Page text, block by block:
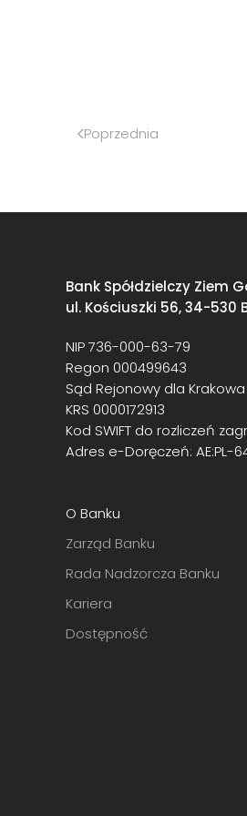
Poprzednia
Bank Spółdzielczy Ziem
ul. Kościuszki 56, 34-530
NIP 736-000-63-79
Regon 000499643
Sąd Rejonowy dla
KRS 0000172913
Kod SWIFT do rozliczeń
Adres e-Doręczeń: AE:PL-
O Banku
Zarząd Banku
Rada Nadzorcza Banku
Kariera
Dostępność